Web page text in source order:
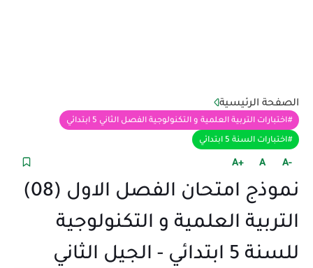
الصفحة الرئيسية
اختبارات التربية العلمية و التكنولوجية الفصل الثاني 5 ابتدائي
اختبارات السنة 5 ابتدائي
+A A -A
نموذج امتحان الفصل الاول (08)
التربية العلمية و التكنولوجية
للسنة 5 ابتدائي - الجيل الثاني